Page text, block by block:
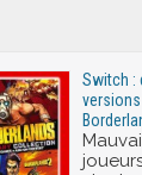
Switch :